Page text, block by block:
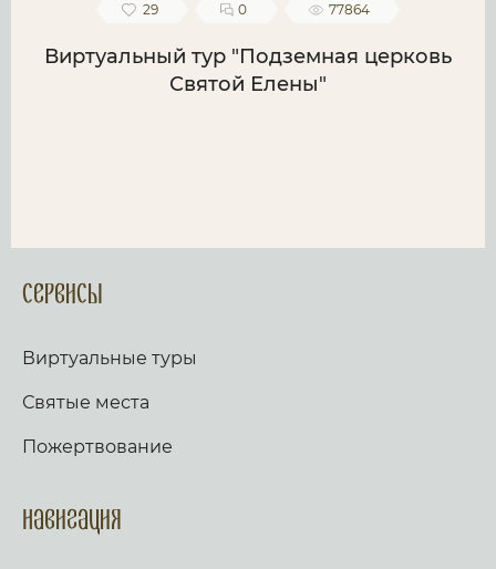
29 0 77864
Виртуальный тур "Подземная церковь
Святой Елены"
Сервисы
Виртуальные туры
Святые места
Пожертвование
Навигация